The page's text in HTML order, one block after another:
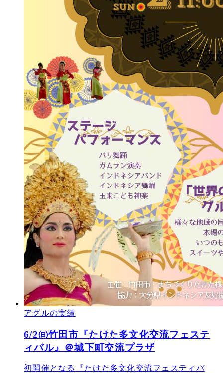
アグルの実績
6/2㈰竹田市『たけた多文化交流フェステ
ィバル』＠城下町交流プラザ
初開催となる『たけた多文化交流フェスティバ